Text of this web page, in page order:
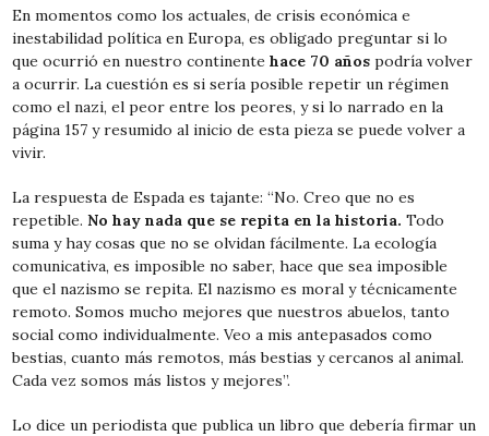
En momentos como los actuales, de crisis económica e
inestabilidad política en Europa, es obligado preguntar si lo
que ocurrió en nuestro continentehace 70 años podría volver
a ocurrir. La cuestión es si sería posible repetir un régimen
como el nazi, el peor entre los peores, y si lo narrado en la
página 157 y resumido al inicio de esta pieza se puede volver a
vivir.
La respuesta de Espada es tajante: “No. Creo que no es
repetible.No hay nada que se repita en la historia. Todo
suma y hay cosas que no se olvidan fácilmente. La ecología
comunicativa, es imposible no saber, hace que sea imposible
que el nazismo se repita. El nazismo es moral y técnicamente
remoto. Somos mucho mejores que nuestros abuelos, tanto
social como individualmente. Veo a mis antepasados como
bestias, cuanto más remotos, más bestias y cercanos al animal.
Cada vez somos más listos y mejores”.
Lo dice un periodista que publica un libro que debería firmar un